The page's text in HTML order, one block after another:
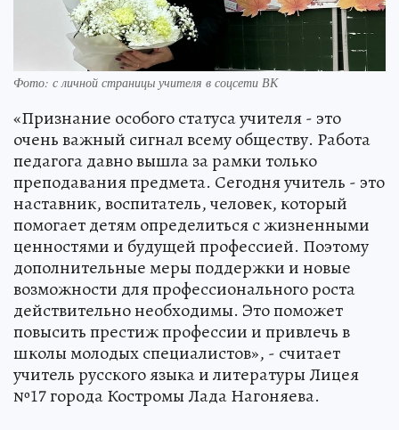
Фото: с личной страницы учителя в соцсети ВК
«Признание особого статуса учителя - это
очень важный сигнал всему обществу. Работа
педагога давно вышла за рамки только
преподавания предмета. Сегодня учитель - это
наставник, воспитатель, человек, который
помогает детям определиться с жизненными
ценностями и будущей профессией. Поэтому
дополнительные меры поддержки и новые
возможности для профессионального роста
действительно необходимы. Это поможет
повысить престиж профессии и привлечь в
школы молодых специалистов», - считает
учитель русского языка и литературы Лицея
№17 города Костромы Лада Нагоняева.